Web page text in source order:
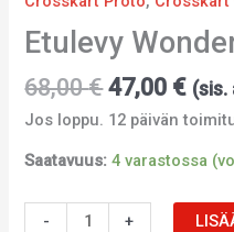
Etulevy
68,00€ 47,00 € (sis.
Jos loppu. 12 päivän
Saatavuus: 4 varastossa
- +